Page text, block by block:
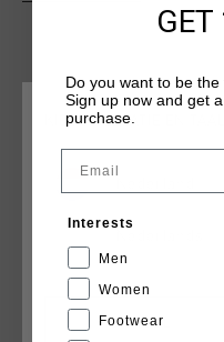
zichtbaarheid. Ideaal voor
DIT VIND JE
KIES JE LOCATIE EN TAAL
CANCEL
GET
Do you want to be
Sign up now and get
purchase.
Email
Interests
Men
Women
Footwear